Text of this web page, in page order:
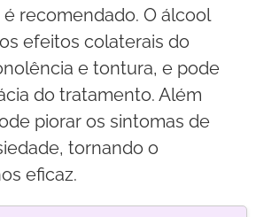
recomendado. O álcool
efeitos colaterais do
e tontura, e pode
do tratamento. Além
piorar os sintomas de
tornando o
eficaz.